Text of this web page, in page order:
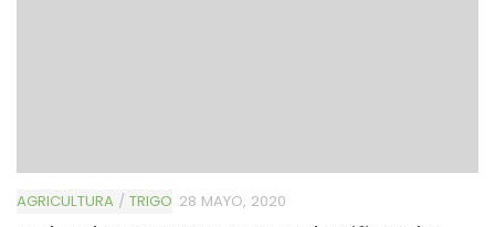
AGRICULTURA / TRIGO 28 MAYO, 2020